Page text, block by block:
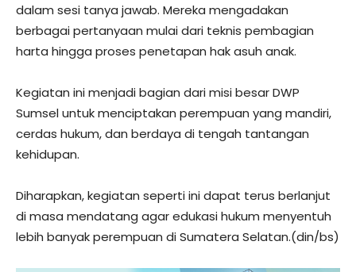
dalam sesi tanya jawab. Mereka mengadakan
berbagai pertanyaan mulai dari teknis pembagian
harta hingga proses penetapan hak asuh anak.
Kegiatan ini menjadi bagian dari misi besar DWP
Sumsel untuk menciptakan perempuan yang mandiri,
cerdas hukum, dan berdaya di tengah tantangan
kehidupan.
Diharapkan, kegiatan seperti ini dapat terus berlanjut
di masa mendatang agar edukasi hukum menyentuh
lebih banyak perempuan di Sumatera Selatan.(din/bs)